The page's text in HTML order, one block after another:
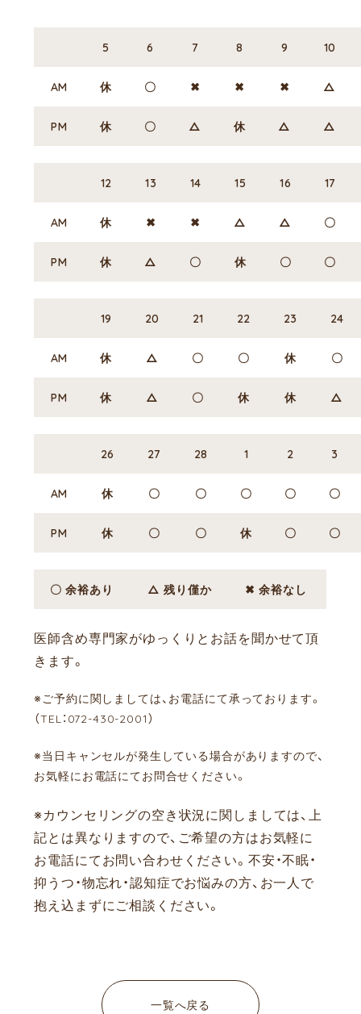
5 6 7 8 9 10
AM 休 〇 ✖ ✖ ✖ △
PM 休 〇 △ 休 △ △
12 13 14 15 16 17
AM 休 ✖ ✖ △ △ 〇
PM 休 △ 〇 休 〇 〇
19 20 21 22 23 24
AM 休 △ 〇 〇 休 〇
PM 休 △ 〇 休 休 △
26 27 28 1 2 3
AM 休 〇 〇 〇 〇 〇
PM 休 〇 〇 休 〇 〇
〇 余裕あり △ 残り僅か ✖ 余裕なし
医師含め専門家がゆっくりとお話を聞かせて頂
きます。
※ご予約に関しましては、お電話にて承っております。
（TEL：072-430-2001）
※当日キャンセルが発生している場合がありますので、
お気軽にお電話にてお問合せください。
※カウンセリングの空き状況に関しましては、上
記とは異なりますので、ご希望の方はお気軽に
お電話にてお問い合わせください。 不安・不眠・
抑うつ・物忘れ・認知症でお悩みの方、お一人で
抱え込まずにご相談ください。
一覧へ戻る